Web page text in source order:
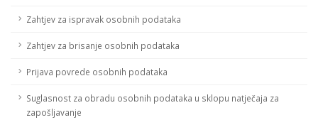
Zahtjev za ispravak osobnih podataka
Zahtjev za brisanje osobnih podataka
Prijava povrede osobnih podataka
Suglasnost za obradu osobnih podataka u sklopu natječaja za
zapošljavanje